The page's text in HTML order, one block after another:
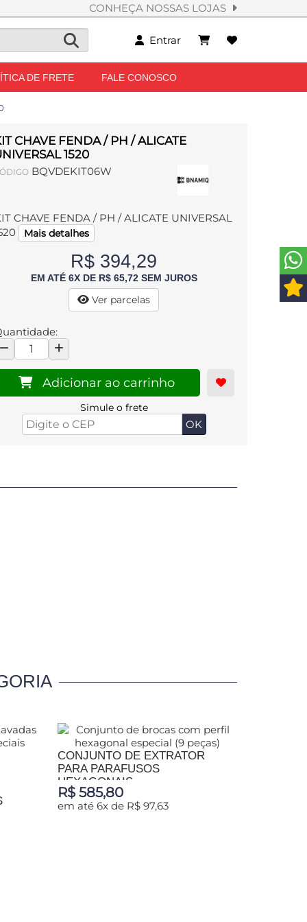
CONHEÇA NOSSAS LOJAS
Entrar
DE FRETE FALE CONOSCO
CHAVE FENDA / PH / ALICATE
1520
BQVDEKIT06W
CHAVE FENDA / PH / ALICATE UNIVERSAL
Mais detalhes
R$ 394,29
EM ATÉ 6X DE R$ 65,72 SEM JUROS
Ver parcelas
Adicionar ao carrinho
Simule o frete
CONJUNTO DE EXTRATOR
PARA PARAFUSOS
HEXAGONAIS...
R$ 585,80
em até 6x de R$ 97,63